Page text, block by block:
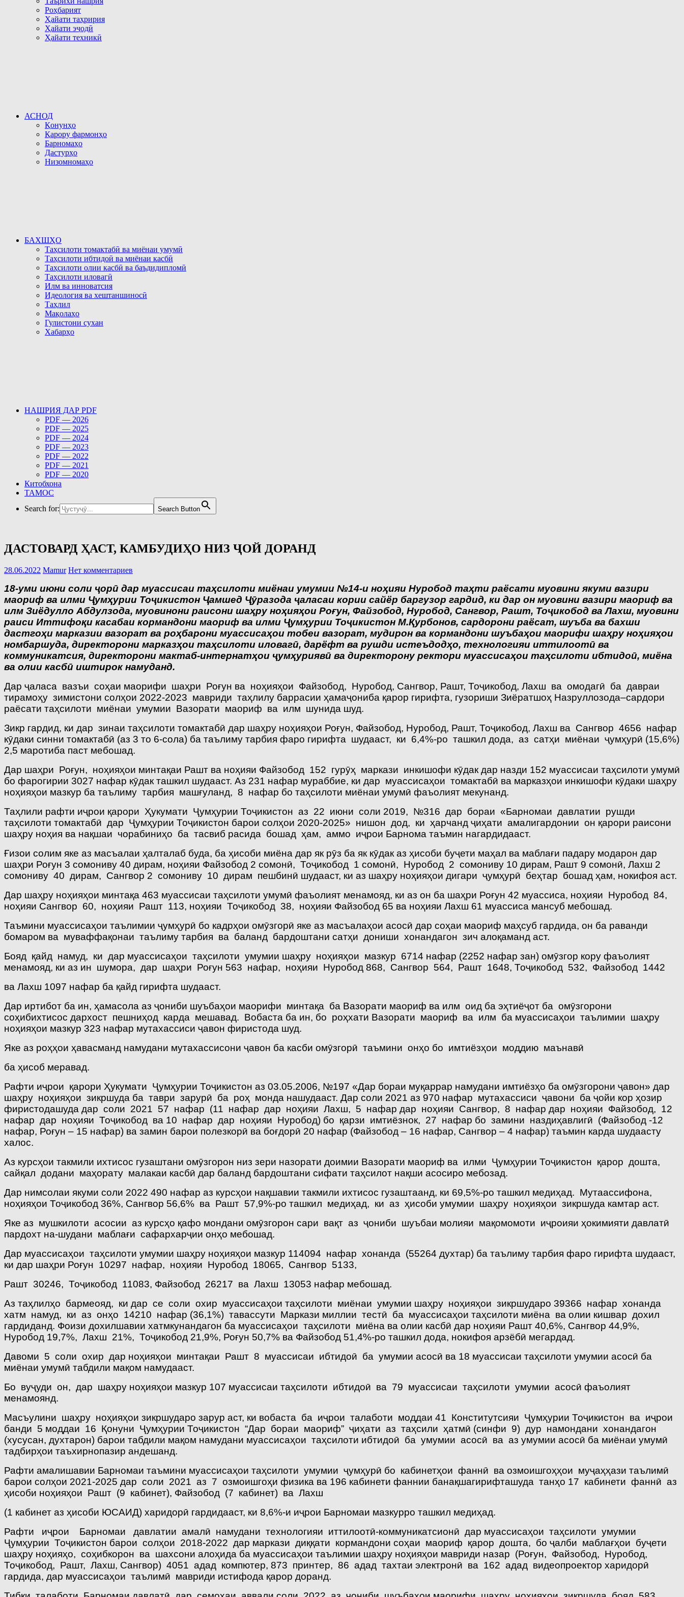
Роҳбарият
Ҳайати таҳририя
Ҳайати эҷодӣ
Ҳайати техникӣ
АСНОД
Қонунҳо
Қарору фармонҳо
Барномаҳо
Дастурҳо
Низомномаҳо
БАХШҲО
Таҳсилоти томактабӣ ва миёнаи умумӣ
Таҳсилоти ибтидоӣ ва миёнаи касбӣ
Таҳсилоти олии касбӣ ва баъдидипломӣ
Таҳсилоти иловагӣ
Илм ва инноватсия
Идеология ва хештаншиносӣ
Таҳлил
Мақолаҳо
Гулистони сухан
Хабарҳо
НАШРИЯ ДАР PDF
PDF — 2026
PDF — 2025
PDF — 2024
PDF — 2023
PDF — 2022
PDF — 2021
PDF — 2020
Китобхона
ТАМОС
Search for:
Search Button
ДАСТОВАРД ҲАСТ, КАМБУДИҲО НИЗ ҶОЙ ДОРАНД
28.06.2022 Mamur Нет комментариев
18-уми июни соли ҷорӣ дар муассисаи таҳсилоти миёнаи умумии №14-и ноҳияи Нуробод таҳти раёсати муовини якуми вазири
маориф ва илми Ҷумҳурии Тоҷикистон Ҷамшед Ҷӯразода ҷаласаи кории сайёр баргузор гардид, ки дар он муовини вазири маориф ва
илм Зиёдулло Абдулзода, муовинони раисони шаҳру ноҳияҳои Роғун, Файзобод, Нуробод, Сангвор, Рашт, Тоҷикобод ва Лахш, муовини
раиси Иттифоқи касабаи кормандони маориф ва илми Ҷумҳурии Тоҷикистон М.Қурбонов, сардорони раёсат, шуъба ва бахши
дастгоҳи марказии вазорат ва роҳбарони муассисаҳои тобеи вазорат, мудирон ва кормандони шуъбаҳои маорифи шаҳру ноҳияҳои
номбаршуда, директорони марказҳои таҳсилоти иловагӣ, дарёфт ва рушди истеъдодҳо, технологияи иттилоотӣ ва
коммуникатсия, директорони мактаб-интернатҳои ҷумҳуриявӣ ва директорону ректори муассисаҳои таҳсилоти ибтидоӣ, миёна
ва олии касбӣ иштирок намуданд.
Дар ҷаласа вазъи соҳаи маорифи шаҳри Роғун ва ноҳияҳои Файзобод, Нуробод, Сангвор, Рашт, Тоҷикобод, Лахш ва омодагӣ ба давраи
тирамоҳу зимистони солҳои 2022-2023 мавриди таҳлилу баррасии ҳамаҷониба қарор гирифта, гузориши Зиёратшоҳ Назруллозода–сардори
раёсати таҳсилоти миёнаи умумии Вазорати маориф ва илм шунида шуд.
Зикр гардид, ки дар зинаи таҳсилоти томактабӣ дар шаҳру ноҳияҳои Роғун, Файзобод, Нуробод, Рашт, Тоҷикобод, Лахш ва Сангвор 4656 нафар
кӯдаки синни томактабӣ (аз 3 то 6-сола) ба таълиму тарбия фаро гирифта шудааст, ки 6,4%-ро ташкил дода, аз сатҳи миёнаи ҷумҳурӣ (15,6%)
2,5 маротиба паст мебошад.
Дар шаҳри Роғун, ноҳияҳои минтақаи Рашт ва ноҳияи Файзобод 152 гурӯҳ маркази инкишофи кӯдак дар назди 152 муассисаи таҳсилоти умумӣ
бо фарогирии 3027 нафар кӯдак ташкил шудааст. Аз 231 нафар мураббие, ки дар муассисаҳои томактабӣ ва марказҳои инкишофи кӯдаки шаҳру
ноҳияҳои мазкур ба таълиму тарбия машғуланд, 8 нафар бо таҳсилоти миёнаи умумӣ фаъолият мекунанд.
Таҳлили рафти иҷрои қарори Ҳукумати Ҷумҳурии Тоҷикистон аз 22 июни соли 2019, №316 дар бораи «Барномаи давлатии рушди
таҳсилоти томактабӣ дар Ҷумҳурии Тоҷикистон барои солҳои 2020-2025» нишон дод, ки ҳарчанд ҷиҳати амалигардонии он қарори раисони
шаҳру ноҳия ва нақшаи чорабиниҳо ба тасвиб расида бошад ҳам, аммо иҷрои Барнома таъмин нагардидааст.
Ғизои солим яке аз масъалаи ҳалталаб буда, ба ҳисоби миёна дар як рӯз ба як кӯдак аз ҳисоби буҷети маҳал ва маблағи падару модарон дар
шаҳри Роғун 3 сомониву 40 дирам, ноҳияи Файзобод 2 сомонӣ, Тоҷикобод 1 сомонӣ, Нуробод 2 сомониву 10 дирам, Рашт 9 сомонӣ, Лахш 2
сомониву 40 дирам, Сангвор 2 сомониву 10 дирам пешбинӣ шудааст, ки аз шаҳру ноҳияҳои дигари ҷумҳурӣ беҳтар бошад ҳам, нокифоя аст.
Дар шаҳру ноҳияҳои минтақа 463 муассисаи таҳсилоти умумӣ фаъолият менамояд, ки аз он ба шаҳри Роғун 42 муассиса, ноҳияи Нуробод 84,
ноҳияи Сангвор 60, ноҳияи Рашт 113, ноҳияи Тоҷикобод 38, ноҳияи Файзобод 65 ва ноҳияи Лахш 61 муассиса мансуб мебошад.
Таъмини муассисаҳои таълимии ҷумҳурӣ бо кадрҳои омӯзгорӣ яке аз масъалаҳои асосӣ дар соҳаи маориф маҳсуб гардида, он ба раванди
бомаром ва муваффақонаи таълиму тарбия ва баланд бардоштани сатҳи дониши хонандагон зич алоқаманд аст.
Бояд қайд намуд, ки дар муассисаҳои таҳсилоти умумии шаҳру ноҳияҳои мазкур 6714 нафар (2252 нафар зан) омӯзгор кору фаъолият
менамояд, ки аз ин шумора, дар шаҳри Роғун 563 нафар, ноҳияи Нуробод 868, Сангвор 564, Рашт 1648, Тоҷикобод 532, Файзобод 1442
ва Лахш 1097 нафар ба қайд гирифта шудааст.
Дар иртибот ба ин, ҳамасола аз ҷониби шуъбаҳои маорифи минтақа ба Вазорати маориф ва илм оид ба эҳтиёҷот ба омӯзгорони
соҳибихтисос дархост пешниҳод карда мешавад. Вобаста ба ин, бо роҳхати Вазорати маориф ва илм ба муассисаҳои таълимии шаҳру
ноҳияҳои мазкур 323 нафар мутахассиси ҷавон фиристода шуд.
Яке аз роҳҳои ҳавасманд намудани мутахассисони ҷавон ба касби омӯзгорӣ таъмини онҳо бо имтиёзҳои моддию маънавӣ
ба ҳисоб меравад.
Рафти иҷрои қарори Ҳукумати Ҷумҳурии Тоҷикистон аз 03.05.2006, №197 «Дар бораи муқаррар намудани имтиёзҳо ба омӯзгорони ҷавон» дар
шаҳру ноҳияҳои зикршуда ба таври зарурӣ ба роҳ монда нашудааст. Дар соли 2021 аз 970 нафар мутахассиси ҷавони ба ҷойи кор ҳозир
фиристодашуда дар соли 2021 57 нафар (11 нафар дар ноҳияи Лахш, 5 нафар дар ноҳияи Сангвор, 8 нафар дар ноҳияи Файзобод, 12
нафар дар ноҳияи Тоҷикобод ва 10 нафар дар ноҳияи Нуробод) бо қарзи имтиёзнок, 27 нафар бо замини наздиҳавлигӣ (Файзобод -12
нафар, Роғун – 15 нафар) ва замин барои полезкорӣ ва боғдорӣ 20 нафар (Файзобод – 16 нафар, Сангвор – 4 нафар) таъмин карда шудаасту
халос.
Аз курсҳои такмили ихтисос гузаштани омӯзгорон низ зери назорати доимии Вазорати маориф ва илми Ҷумҳурии Тоҷикистон қарор дошта,
сайқал додани маҳорату малакаи касбӣ дар баланд бардоштани сифати таҳсилот нақши асосиро мебозад.
Дар нимсолаи якуми соли 2022 490 нафар аз курсҳои нақшавии такмили ихтисос гузаштаанд, ки 69,5%-ро ташкил медиҳад. Мутаассифона,
ноҳияҳои Тоҷикобод 36%, Сангвор 56,6% ва Рашт 57,9%-ро ташкил медиҳад, ки аз ҳисоби умумии шаҳру ноҳияҳои зикршуда камтар аст.
Яке аз мушкилоти асосии аз курсҳо қафо мондани омӯзгорон сари вақт аз ҷониби шуъбаи молияи мақомомоти иҷроияи ҳокимияти давлатӣ
пардохт на-шудани маблағи сафархарҷии онҳо мебошад.
Дар муассисаҳои таҳсилоти умумии шаҳру ноҳияҳои мазкур 114094 нафар хонанда (55264 духтар) ба таълиму тарбия фаро гирифта шудааст,
ки дар шаҳри Роғун 10297 нафар, ноҳияи Нуробод 18065, Сангвор 5133,
Рашт 30246, Тоҷикобод 11083, Файзобод 26217 ва Лахш 13053 нафар мебошад.
Аз таҳлилҳо бармеояд, ки дар се соли охир муассисаҳои таҳсилоти миёнаи умумии шаҳру ноҳияҳои зикршударо 39366 нафар хонанда
хатм намуд, ки аз онҳо 14210 нафар (36,1%) тавассути Маркази миллии тестӣ ба муассисаҳои таҳсилоти миёна ва олии кишвар дохил
гардиданд. Фоизи дохилшавии хатмкунандагон ба муассисаҳои таҳсилоти миёна ва олии касбӣ дар ноҳияи Рашт 40,6%, Сангвор 44,9%,
Нуробод 19,7%, Лахш 21%, Тоҷикобод 21,9%, Роғун 50,7% ва Файзобод 51,4%-ро ташкил дода, нокифоя арзёбӣ мегардад.
Давоми 5 соли охир дар ноҳияҳои минтақаи Рашт 8 муассисаи ибтидоӣ ба умумии асосӣ ва 18 муассисаи таҳсилоти умумии асосӣ ба
миёнаи умумӣ табдили мақом намудааст.
Бо вуҷуди он, дар шаҳру ноҳияҳои мазкур 107 муассисаи таҳсилоти ибтидоӣ ва 79 муассисаи таҳсилоти умумии асосӣ фаъолият
менамоянд.
Масъулини шаҳру ноҳияҳои зикршударо зарур аст, ки вобаста ба иҷрои талаботи моддаи 41 Конститутсияи Ҷумҳурии Тоҷикистон ва иҷрои
банди 5 моддаи 16 Қонуни Ҷумҳурии Тоҷикистон “Дар бораи маориф” ҷиҳати аз таҳсили ҳатмӣ (синфи 9) дур намондани хонандагон
(хусусан, духтарон) барои табдили мақом намудани муассисаҳои таҳсилоти ибтидоӣ ба умумии асосӣ ва аз умумии асосӣ ба миёнаи умумӣ
тадбирҳои таъхирнопазир андешанд.
Рафти амалишавии Барномаи таъмини муассисаҳои таҳсилоти умумии ҷумҳурӣ бо кабинетҳои фаннӣ ва озмоишгоҳҳои муҷаҳҳази таълимӣ
барои солҳои 2021-2025 дар соли 2021 аз 7 озмоишгоҳи физика ва 196 кабинети фаннии банақшагирифташуда танҳо 17 кабинети фаннӣ аз
ҳисоби ноҳияҳои Рашт (9 кабинет), Файзобод (7 кабинет) ва Лахш
(1 кабинет аз ҳисоби ЮСАИД) харидорӣ гардидааст, ки 8,6%-и иҷрои Барномаи мазкурро ташкил медиҳад.
Рафти иҷрои Барномаи давлатии амалӣ намудани технологияи иттилоотӣ-коммуникатсионӣ дар муассисаҳои таҳсилоти умумии
Ҷумҳурии Тоҷикистон барои солҳои 2018-2022 дар маркази диққати кормандони соҳаи маориф қарор дошта, бо ҷалби маблағҳои буҷети
шаҳру ноҳияҳо, соҳибкорон ва шахсони алоҳида ба муассисаҳои таълимии шаҳру ноҳияҳои мавриди назар (Роғун, Файзобод, Нуробод,
Тоҷикобод, Рашт, Лахш, Сангвор) 4051 адад компютер, 873 принтер, 86 адад тахтаи электронӣ ва 162 адад видеопроектор харидорӣ
гардида, дар муассисаҳои таълимӣ мавриди истифода қарор доранд.